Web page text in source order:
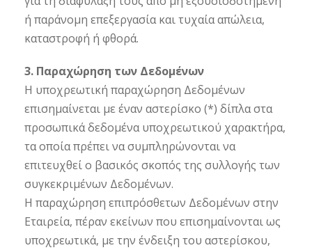
ή παράνομη επεξεργασία και τυχαία απώλεια,
καταστροφή ή φθορά.
3. Παραχώρηση των Δεδομένων
Η υποχρεωτική παραχώρηση Δεδομένων
επισημαίνεται με έναν αστερίσκο (*) δίπλα στα
προσωπικά δεδομένα υποχρεωτικού χαρακτήρα,
τα οποία πρέπει να συμπληρώνονται να
επιτευχθεί ο βασικός σκοπός της συλλογής των
συγκεκριμένων Δεδομένων.
Η παραχώρηση επιπρόσθετων Δεδομένων στην
Εταιρεία, πέραν εκείνων που επισημαίνονται ως
υποχρεωτικά, με την ένδειξη του αστερίσκου,